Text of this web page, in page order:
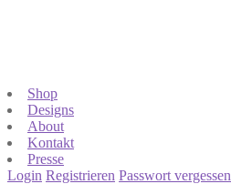
Shop
Designs
About
Kontakt
Presse
Login Registrieren Passwort vergessen